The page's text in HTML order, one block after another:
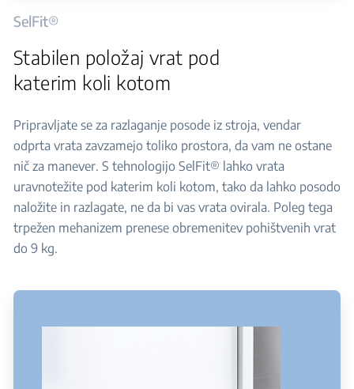
SelFit®
Stabilen položaj vrat pod
katerim koli kotom
Pripravljate se za razlaganje posode iz stroja, vendar
odprta vrata zavzamejo toliko prostora, da vam ne ostane
nič za manever. S tehnologijo SelFit® lahko vrata
uravnotežite pod katerim koli kotom, tako da lahko posodo
naložite in razlagate, ne da bi vas vrata ovirala. Poleg tega
trpežen mehanizem prenese obremenitev pohištvenih vrat
do 9 kg.